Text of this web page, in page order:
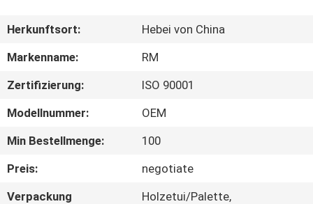
WERKSBESICHTIGUNG
QUALITÄTSKONTROLLE
KONTAKT
MIT
UNS
Herkunftsort:
Hebei von China
Markenname:
RM
Zertifizierung:
ISO 90001
Modellnummer:
OEM
Min Bestellmenge:
100
Preis:
negotiate
Verpackung
Holzetui/Palette,